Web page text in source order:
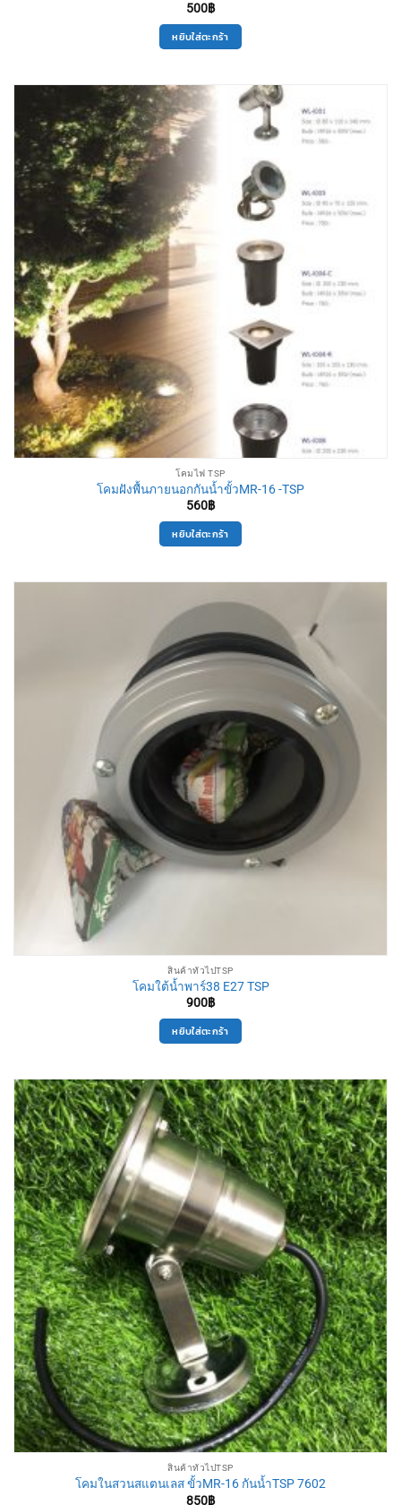
500฿
หยิบใส่ตะกร้า
โคมไฟ TSP
โคมฝังพื้นภายนอกกันน้ำขั้วMR-16 -TSP
560฿
หยิบใส่ตะกร้า
สินค้าทั่วไปTSP
โคมใต้น้ำพาร์38 E27 TSP
900฿
หยิบใส่ตะกร้า
สินค้าทั่วไปTSP
โคมในสวนสแตนเลส ขั้วMR-16 กันน้ำTSP 7602
850฿